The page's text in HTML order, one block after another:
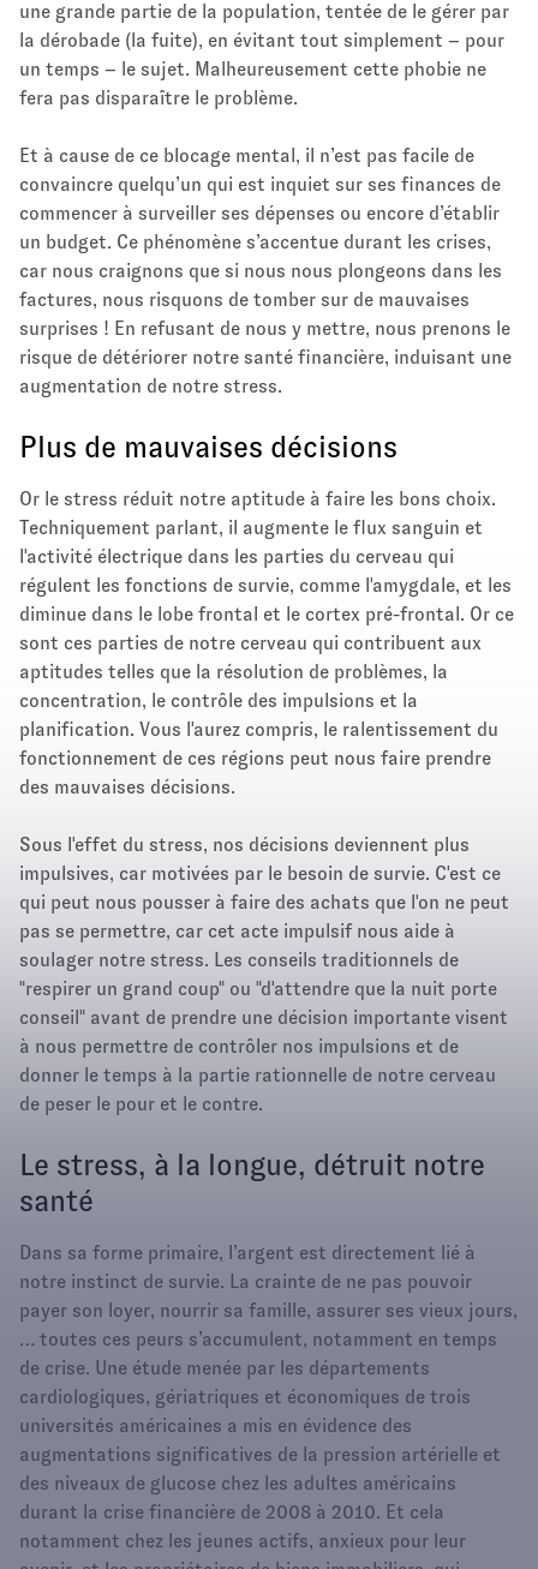
une grande partie de la population, tentée de le gérer par
la dérobade (la fuite), en évitant tout simplement – pour
un temps – le sujet. Malheureusement cette phobie ne
fera pas disparaître le problème.
Et à cause de ce blocage mental, il n’est pas facile de
convaincre quelqu’un qui est inquiet sur ses finances de
commencer à surveiller ses dépenses ou encore d’établir
un budget. Ce phénomène s’accentue durant les crises,
car nous craignons que si nous nous plongeons dans les
factures, nous risquons de tomber sur de mauvaises
surprises ! En refusant de nous y mettre, nous prenons le
risque de détériorer notre santé financière, induisant une
augmentation de notre stress.
Plus de mauvaises décisions
Or le stress réduit notre aptitude à faire les bons choix.
Techniquement parlant, il augmente le flux sanguin et
l'activité électrique dans les parties du cerveau qui
régulent les fonctions de survie, comme l'amygdale, et les
diminue dans le lobe frontal et le cortex pré-frontal. Or ce
sont ces parties de notre cerveau qui contribuent aux
aptitudes telles que la résolution de problèmes, la
concentration, le contrôle des impulsions et la
planification. Vous l'aurez compris, le ralentissement du
fonctionnement de ces régions peut nous faire prendre
des mauvaises décisions.
Sous l'effet du stress, nos décisions deviennent plus
impulsives, car motivées par le besoin de survie. C'est ce
qui peut nous pousser à faire des achats que l'on ne peut
pas se permettre, car cet acte impulsif nous aide à
soulager notre stress. Les conseils traditionnels de
"respirer un grand coup" ou "d'attendre que la nuit porte
conseil" avant de prendre une décision importante visent
à nous permettre de contrôler nos impulsions et de
donner le temps à la partie rationnelle de notre cerveau
de peser le pour et le contre.
Le stress, à la longue, détruit notre
santé
Dans sa forme primaire, l’argent est directement lié à
notre instinct de survie. La crainte de ne pas pouvoir
payer son loyer, nourrir sa famille, assurer ses vieux jours,
… toutes ces peurs s’accumulent, notamment en temps
de crise. Une étude menée par les départements
cardiologiques, gériatriques et économiques de trois
universités américaines a mis en évidence des
augmentations significatives de la pression artérielle et
des niveaux de glucose chez les adultes américains
durant la crise financière de 2008 à 2010. Et cela
notamment chez les jeunes actifs, anxieux pour leur